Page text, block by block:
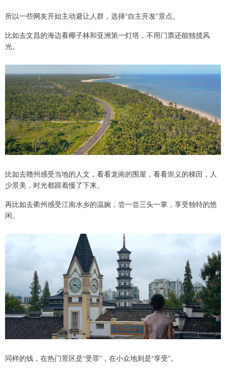
所以一些网友开始主动避让人群，选择“自主开发”景点。
比如去文昌的海边看椰子林和亚洲第一灯塔，不用门票还能独揽风
光。
比如去赣州感受当地的人文，看看龙南的围屋，看看崇义的梯田，人
少景美，时光都跟着慢了下来。
再比如去衢州感受江南水乡的温婉，尝一尝三头一掌，享受独特的悠
闲。
同样的钱，在热门景区是“受罪”，在小众地则是“享受”。